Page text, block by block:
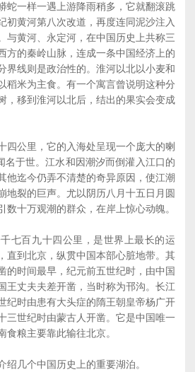
蛇一样一遇上游降雨稍多，它就翻滚跳
初黄河第八次改道，再度连同泥沙注入
与黄河、永定河，在中国历史上共称三
方的秦岭山脉，连成一条中国经济上的
界线则是政治性的。淮河以北以小麦和
稻米为主食。有一个寓言曾说明这种分
，移到淮河以北后，结出的果实会变成
公里，它的入海处呈现一个庞大的喇
名于世。江水和因潮汐而倒灌入江口的
他迄今仍弄不清楚的奇异原因，使江潮
地裂的巨声。尤以阴历八月十五日月圆
数十万观潮的群众，在岸上惊心动魄。
百九十四公里，是世界上最长的运
直到北京，纵贯中国本部心脏地带。其
的时间最早，纪元前五世纪时，由中国
王丈夫夫差开凿，当时称为邗沟。长江
纪时由患有大头症的隋王朝皇帝杨广开
三世纪时由蒙古人开凿。它是中国唯一
食粮主要靠此输往北京。
几个中国历史上的重要湖泊。